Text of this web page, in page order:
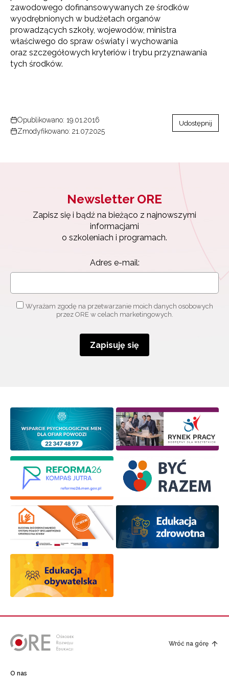
zawodowego dofinansowywanych ze środków
wyodrębnionych w budżetach organów
prowadzących szkoły, wojewodów, ministra
właściwego do spraw oświaty i wychowania
oraz szczegółowych kryteriów i trybu przyznawania
tych środków.
Opublikowano: 19.01.2016
Zmodyfikowano: 21.07.2025
Udostępnij
Newsletter ORE
Zapisz się i bądź na bieżąco z najnowszymi
informacjami
o szkoleniach i programach.
Adres e-mail:
Wyrażam zgodę na przetwarzanie moich danych osobowych
przez ORE w celach marketingowych.
Zapisuję się
Wróć na górę
O nas
Zapisz się i bądź na bieżąco z najnowszymi
informacjami
o szkoleniach i programach.
Wyrażam zgodę na przetwarzanie moich danych
osobowych przez ORE w celach marketingowych.